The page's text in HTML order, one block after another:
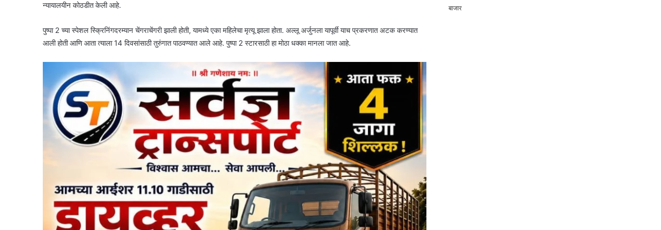
न्यायालयीन कोठडीत केली आहे.
पुष्पा 2 च्या स्पेशल स्क्रिनिंगदरम्यान चेंगराचेंगरी झाली होती, यामध्ये एका महिलेचा मृत्यू झाला होता. अल्लू अर्जुनला यापूर्वी याच प्रकरणात अटक करण्यात
आली होती आणि आता त्याला 14 दिवसांसाठी तुरुंगात पाठवण्यात आले आहे. पुष्पा 2 स्टारसाठी हा मोठा धक्का मानला जात आहे.
बाजार